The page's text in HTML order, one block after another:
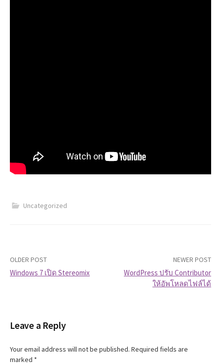
Uncategorized
s
t
OLDER POST
Windows 7 เปิด Stereomix
NEWER POST
WordPress ปรับ Contributor
ให้อัพโหลดไฟล์ได้
Leave a Reply
Your email address will not be published. Required fields are
marked *